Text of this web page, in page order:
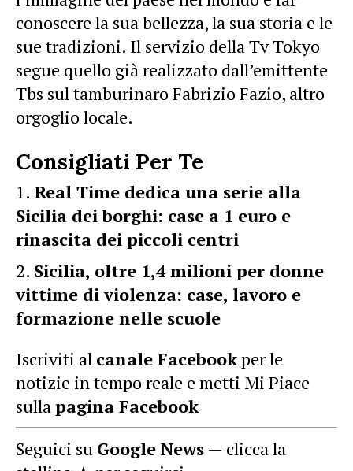
conoscere la sua bellezza, la sua storia e le
sue tradizioni. Il servizio della Tv Tokyo
segue quello già realizzato dall’emittente
Tbs sul tamburinaro Fabrizio Fazio, altro
orgoglio locale.
Consigliati Per Te
Real Time dedica una serie alla
Sicilia dei borghi: case a 1 euro e
rinascita dei piccoli centri
Sicilia, oltre 1,4 milioni per donne
vittime di violenza: case, lavoro e
formazione nelle scuole
Iscriviti al canale Facebookper le
notizie in tempo reale e metti Mi Piace
sullapagina Facebook
Seguici su Google News — clicca la